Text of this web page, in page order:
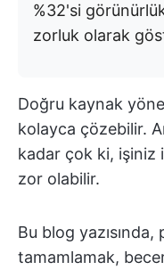
%32'si
zorluk olarak
Doğru kaynak
kolayca çözebilir.
kadar çok ki, işiniz
zor olabilir.
Bu blog
tamamlamak,